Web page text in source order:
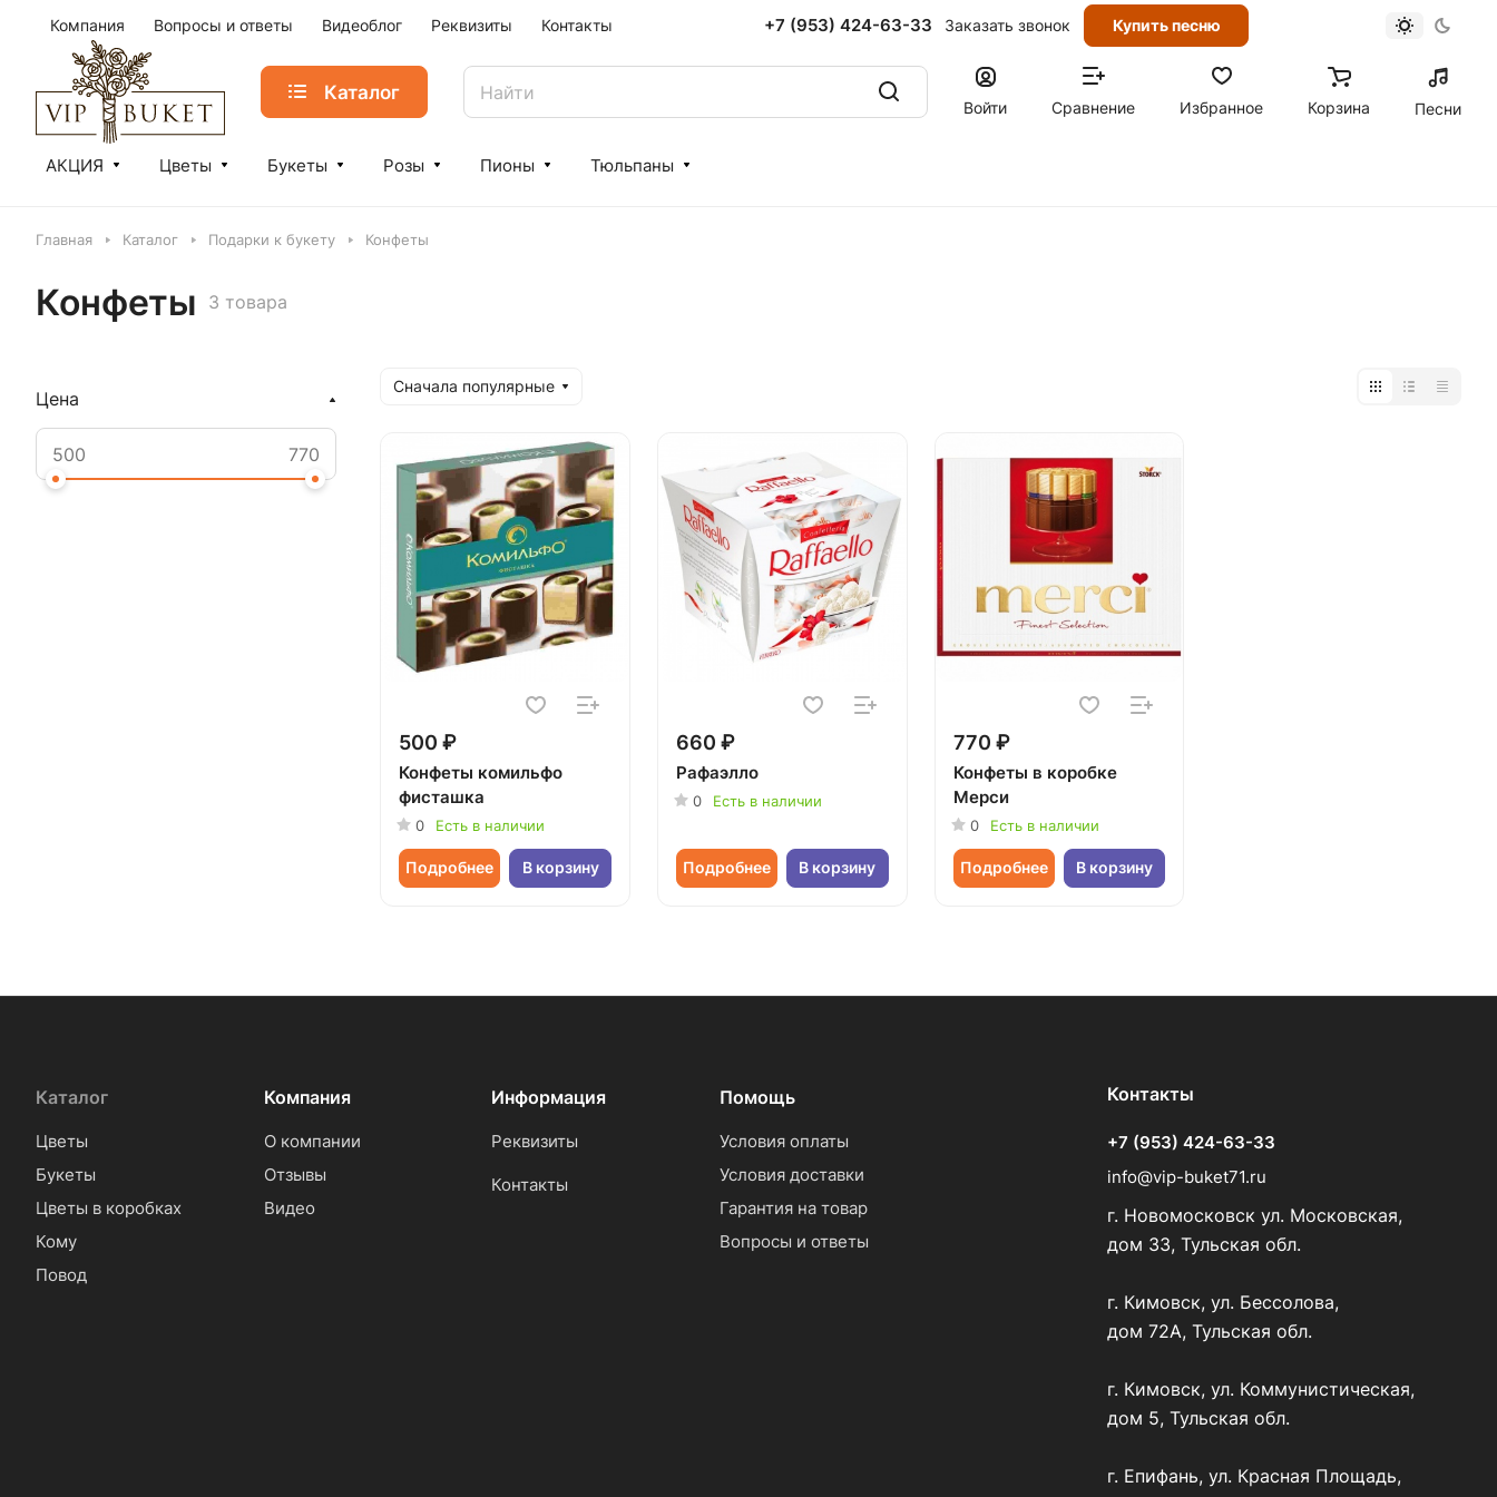
Компания Вопросы и ответы Видеоблог Реквизиты Контакты +7 (953) 424-63-33 Заказать звонок Купить песню
Каталог
Войти Сравнение Избранное Корзина Песни
АКЦИЯ Цветы Букеты Розы Пионы Тюльпаны
Главная Каталог Подарки к букету Конфеты
Конфеты 3 товара
Сначала популярные
500 ₽
Конфеты комильфо
фисташка
0 Есть в наличии
Подробнее В корзину
660 ₽
Рафаэлло
0 Есть в наличии
Подробнее В корзину
770 ₽
Конфеты в коробке
Мерси
0 Есть в наличии
Подробнее В корзину
Цена
Каталог
Цветы
Букеты
Цветы в коробках
Кому
Повод
Компания
О компании
Отзывы
Видео
Информация
Реквизиты
Контакты
Помощь
Условия оплаты
Условия доставки
Гарантия на товар
Вопросы и ответы
Контакты
+7 (953) 424-63-33
info@vip-buket71.ru
г. Новомосковск ул. Московская,
дом 33, Тульская обл.
г. Кимовск, ул. Бессолова,
дом 72А, Тульская обл.
г. Кимовск, ул. Коммунистическая,
дом 5, Тульская обл.
г. Епифань, ул. Красная Площадь,